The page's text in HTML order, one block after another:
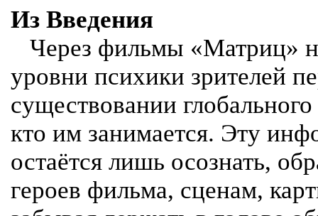
Из Введения
Через фильмы «Матриц»
уровни психики зрителей
существовании
кто им занимается. Эту
остаётся лишь осознать,
героев фильма, сценам,